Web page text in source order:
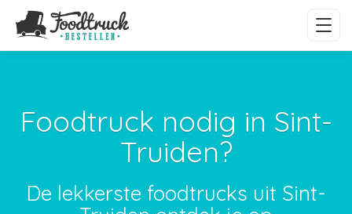
Foodtruck nodig in Sint-
Truiden?
De lekkerste foodtrucks uit Sint-